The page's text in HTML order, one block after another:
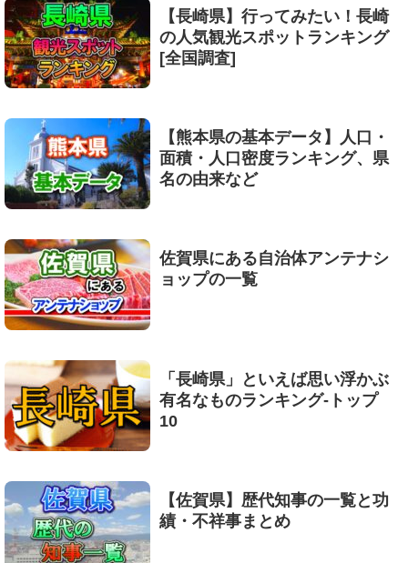
【長崎県】行ってみたい！長崎
の人気観光スポットランキング
[全国調査]
【熊本県の基本データ】人口・
面積・人口密度ランキング、県
名の由来など
佐賀県にある自治体アンテナシ
ョップの一覧
「長崎県」といえば思い浮かぶ
有名なものランキング-トップ
10
【佐賀県】歴代知事の一覧と功
績・不祥事まとめ